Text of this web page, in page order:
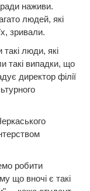
наживи.
людей, які
зривали.
люди, які
такі випадки, що
директор філії
робити
що вночі є такі